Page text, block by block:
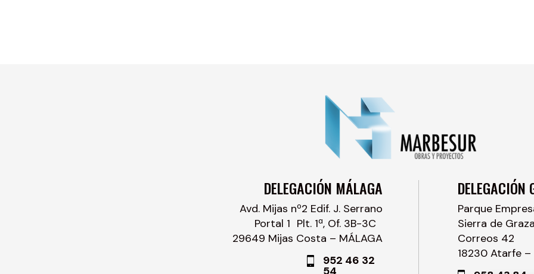
DELEGACIÓN MÁLAGA
Avd. Mijas nº2 Edif. J. Serrano
Portal 1 Plt. 1ª, Of. 3B-3C
29649 Mijas Costa – MÁLAGA
952 46 32
54
DELEGACIÓN
Parque
Sierra de
Correos 42
18230 Atarfe –